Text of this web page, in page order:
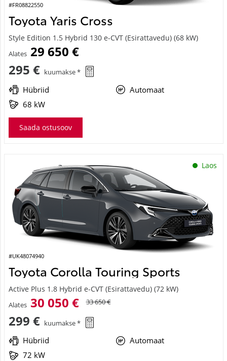
#FR08822550
Toyota Yaris Cross
Style Edition 1.5 Hybrid 130 e-CVT (Esirattavedu) (68 kW)
Alates 29 650 €
295 € kuumakse *
Hübriid
Automaat
68 kW
Saada ostusoov
Laos
#UK48074940
Toyota Corolla Touring Sports
Active Plus 1.8 Hybrid e-CVT (Esirattavedu) (72 kW)
Alates 30 050 € 33 650 €
299 € kuumakse *
Hübriid
Automaat
72 kW